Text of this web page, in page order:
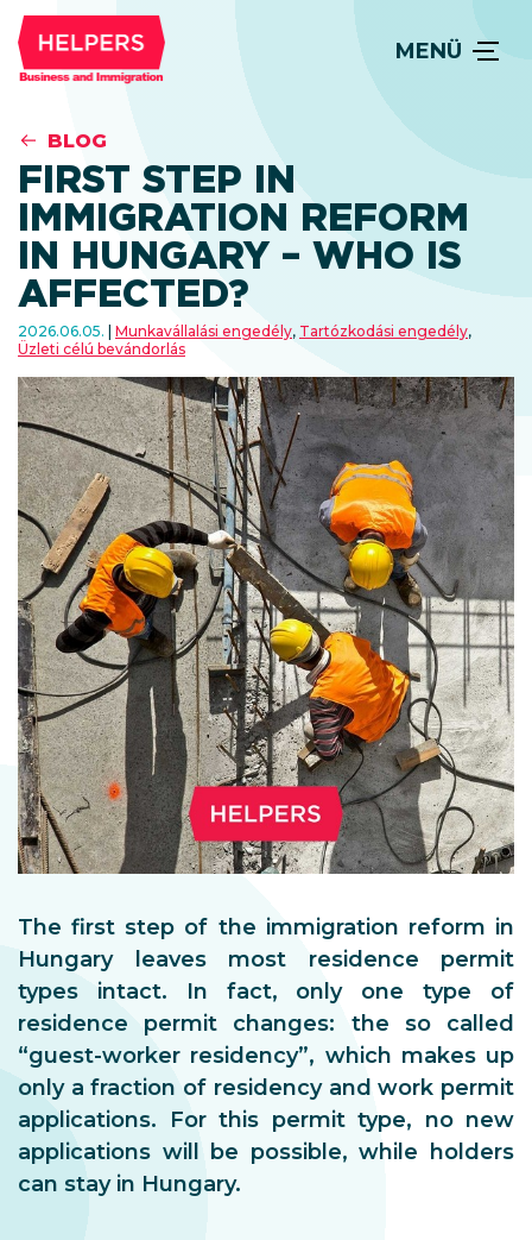
MENÜ
BLOG
FIRST STEP IN
IMMIGRATION REFORM
IN HUNGARY – WHO IS
AFFECTED?
2026.06.05. Munkavállalási engedély, Tartózkodási engedély,
Üzleti célú bevándorlás
The first step of the immigration reform in
Hungary leaves most residence permit
types intact. In fact, only one type of
residence permit changes: the so called
“guest-worker residency”, which makes up
only a fraction of residency and work permit
applications. For this permit type, no new
applications will be possible, while holders
can stay in Hungary.